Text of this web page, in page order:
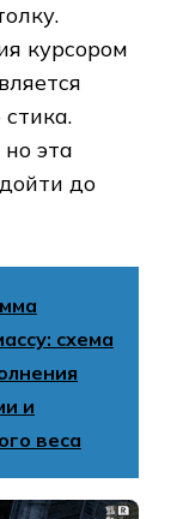
курсором
эта
до
схема
и
веса